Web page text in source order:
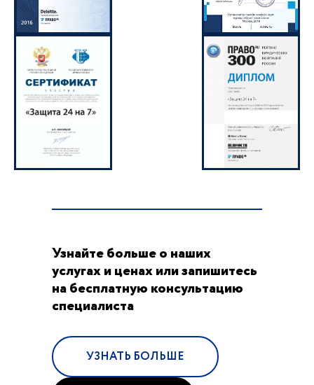
Узнайте больше о наших
услугах и ценах или запишитесь
на бесплатную консультацию
специалиста
УЗНАТЬ БОЛЬШЕ